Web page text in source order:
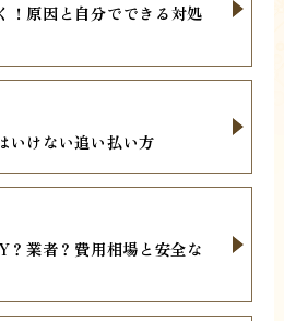
！原因と自分でできる対処
いけない追い払い方
？業者？費用相場と安全な